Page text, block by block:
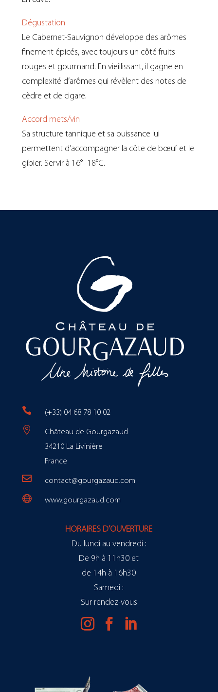
Dégustation
Le Cabernet-Sauvignon développe des arômes
finement épicés, avec toujours un côté fruits
rouges et gourmand. En vieillissant, il gagne en
complexité d’arômes qui révèlent des notes de
cèdre et de cigare.
Accord mets/vin
Sa structure tannique et sa puissance lui
permettent d’accompagner la côte de bœuf et le
gibier. Servir à 16° -18°C.
 (+33) 04 68 78 10 02

Château de Gourgazaud
34210 La Livinière
France
 contact@gourgazaud.com
 www.gourgazaud.com
HORAIRES D’OUVERTURE
Du lundi au vendredi :
De 9h à 11h30 et
de 14h à 16h30
Samedi :
Sur rendez-vous